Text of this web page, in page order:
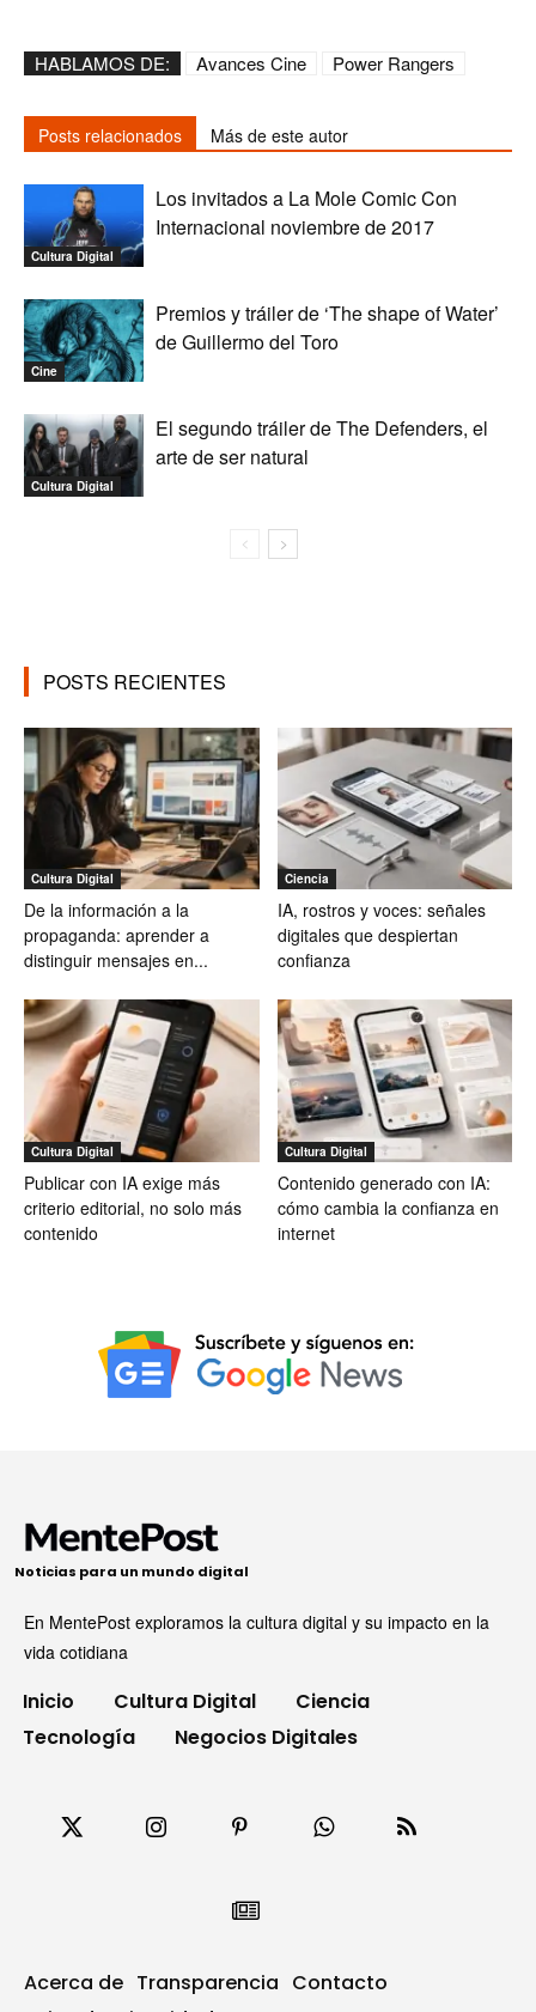
HABLAMOS DE: Avances Cine Power Rangers
Posts relacionados Más de este autor
Cultura Digital
Los invitados a La Mole Comic Con
Internacional noviembre de 2017
Cine
Premios y tráiler de ‘The shape of Water’
de Guillermo del Toro
Cultura Digital
El segundo tráiler de The Defenders, el
arte de ser natural
POSTS RECIENTES
Cultura Digital
De la información a la
propaganda: aprender a
distinguir mensajes en...
Ciencia
IA, rostros y voces: señales
digitales que despiertan
confianza
Cultura Digital
Publicar con IA exige más
criterio editorial, no solo más
contenido
Cultura Digital
Contenido generado con IA:
cómo cambia la confianza en
internet
Noticias para un mundo digital
En MentePost exploramos la cultura digital y su impacto en la
vida cotidiana
Inicio Cultura Digital
Ciencia
Tecnología
Negocios Digitales
Acerca de Transparencia Contacto